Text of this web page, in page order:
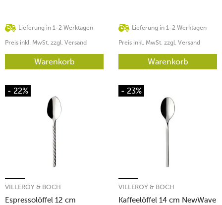
Lieferung in 1-2 Werktagen
Preis inkl. MwSt. zzgl. Versand
Warenkorb
Lieferung in 1-2 Werktagen
Preis inkl. MwSt. zzgl. Versand
Warenkorb
- 22%
Espressolöffel 12 cm
VILLEROY & BOCH
- 23%
Kaffeelöffel 14 cm NewWave
VILLEROY & BOCH